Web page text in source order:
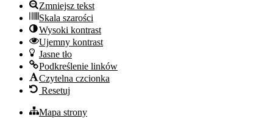
Zmniejsz tekst
Skala szarości
Wysoki kontrast
Ujemny kontrast
Jasne tło
Podkreślenie linków
Czytelna czcionka
Resetuj
Mapa strony